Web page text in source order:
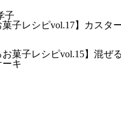
子
菓子レシピvol.17】カスタ